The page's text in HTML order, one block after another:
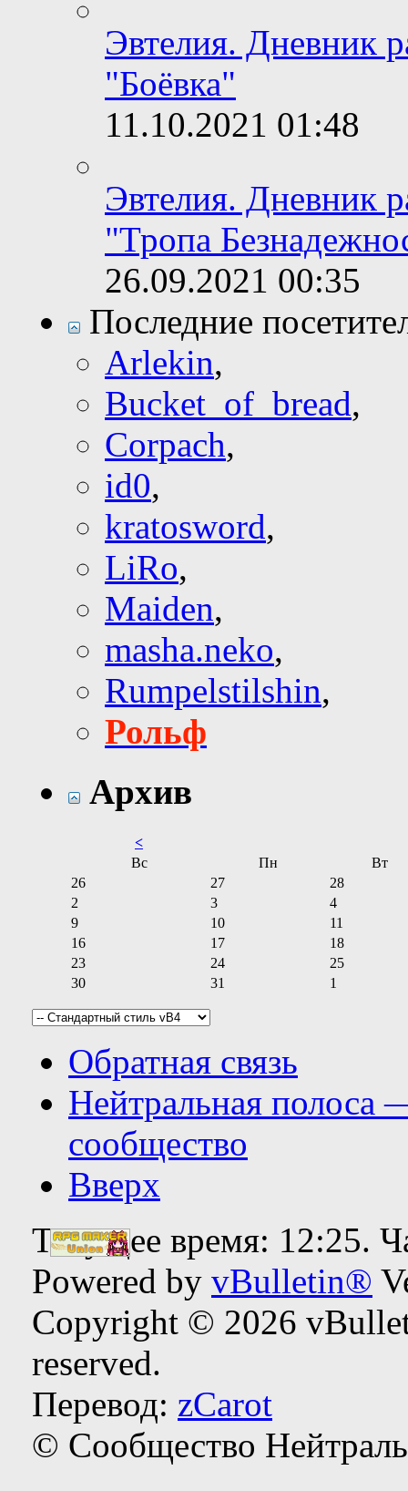
Эвтелия. Дневник
"Боёвка"
11.10.2021 01:48
Эвтелия. Дневник
"Тропа
26.09.2021 00:35
Последние
Arlekin,
Bucket_of_bread,
Corpach,
id0,
kratosword,
LiRo,
Maiden,
masha.neko,
Rumpelstilshin,
Рольф
Архив
<
Вс
Пн
Вт
26
27
28
2
3
4
9
10
11
16
17
18
23
24
25
30
31 1
Обратная связь
Нейтральная полоса
сообщество
Вверх
Текущее время: 12:25.
Powered by vBulletin®
Copyright © 2026
reserved.
Перевод: zCarot
© Сообщество